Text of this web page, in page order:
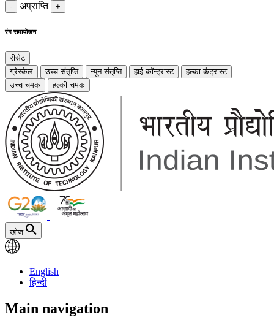
-
अप्राप्ति +
रंग समायोजन
रीसेट
ग्रेस्केल
उच्च संतृप्ति न्यून संतृप्ति हाई कॉन्ट्रास्ट
हल्का कंट्रास्ट
उच्च चमक
हल्की चमक
खोज
English
हिन्दी
Main navigation